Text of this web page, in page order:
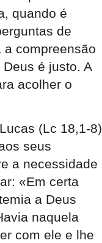
quando é
de
compreensão
é justo. A
acolher o
(Lc 18,1-8)
seus
a necessidade
: «Em certa
a Deus
naquela
com ele e lhe